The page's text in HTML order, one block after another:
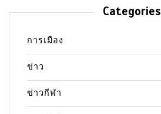
Categories
การเมือง
ข่าว
ข่าวกีฬา